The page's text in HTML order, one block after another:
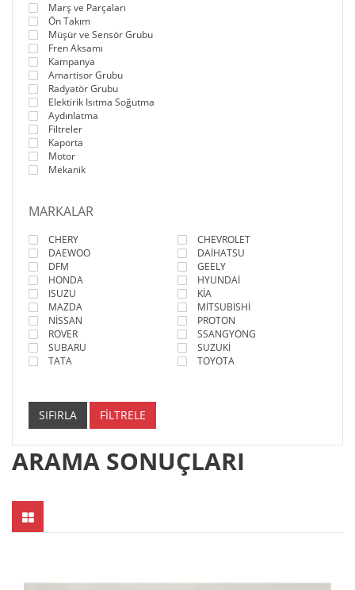
Marş ve Parçaları
Ön Takım
Müşür ve Sensör Grubu
Fren Aksamı
Kampanya
Amartisor Grubu
Radyatör Grubu
Elektirik Isıtma Soğutma
Aydınlatma
Filtreler
Kaporta
Motor
Mekanik
MARKALAR
CHERY
CHEVROLET
DAEWOO
DAİHATSU
DFM
GEELY
HONDA
HYUNDAİ
ISUZU
KİA
MAZDA
MİTSUBİSHİ
NİSSAN
PROTON
ROVER
SSANGYONG
SUBARU
SUZUKİ
TATA
TOYOTA
SIFIRLA FİLTRELE
ARAMA SONUÇLARI